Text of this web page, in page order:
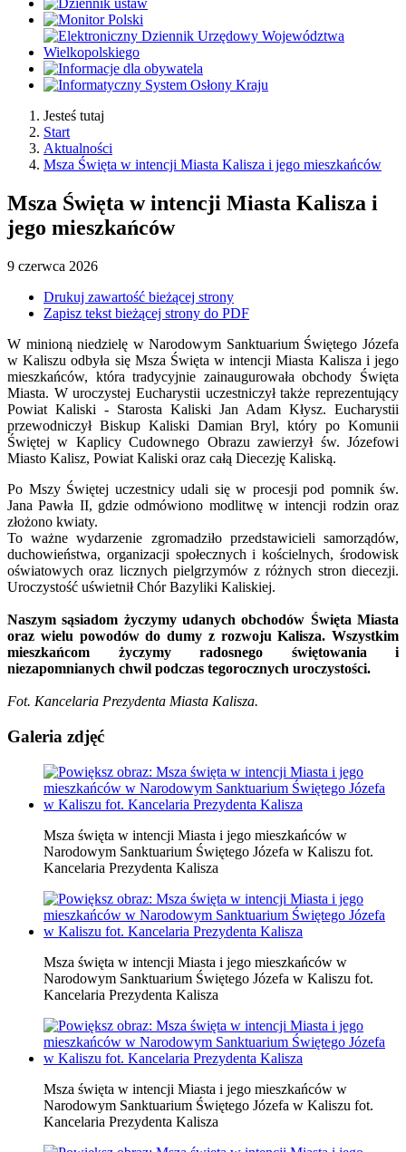
Jesteś tutaj
Start
Aktualności
Msza Święta w intencji Miasta Kalisza i jego mieszkańców
Msza Święta w intencji Miasta Kalisza i
jego mieszkańców
9 czerwca 2026
Drukuj zawartość bieżącej strony
Zapisz tekst bieżącej strony do PDF
W minioną niedzielę w Narodowym Sanktuarium Świętego Józefa
w Kaliszu odbyła się Msza Święta w intencji Miasta Kalisza i jego
mieszkańców, która tradycyjnie zainaugurowała obchody Święta
Miasta. W uroczystej Eucharystii uczestniczył także reprezentujący
Powiat Kaliski - Starosta Kaliski Jan Adam Kłysz. Eucharystii
przewodniczył Biskup Kaliski Damian Bryl, który po Komunii
Świętej w Kaplicy Cudownego Obrazu zawierzył św. Józefowi
Miasto Kalisz, Powiat Kaliski oraz całą Diecezję Kaliską.
Po Mszy Świętej uczestnicy udali się w procesji pod pomnik św.
Jana Pawła II, gdzie odmówiono modlitwę w intencji rodzin oraz
złożono kwiaty.
To ważne wydarzenie zgromadziło przedstawicieli samorządów,
duchowieństwa, organizacji społecznych i kościelnych, środowisk
oświatowych oraz licznych pielgrzymów z różnych stron diecezji.
Uroczystość uświetnił Chór Bazyliki Kaliskiej.
Naszym sąsiadom życzymy udanych obchodów Święta Miasta
oraz wielu powodów do dumy z rozwoju Kalisza. Wszystkim
mieszkańcom życzymy radosnego świętowania i
niezapomnianych chwil podczas tegorocznych uroczystości.
Fot. Kancelaria Prezydenta Miasta Kalisza.
Galeria zdjęć
Msza święta w intencji Miasta i jego mieszkańców w
Narodowym Sanktuarium Świętego Józefa w Kaliszu fot.
Kancelaria Prezydenta Kalisza
Msza święta w intencji Miasta i jego mieszkańców w
Narodowym Sanktuarium Świętego Józefa w Kaliszu fot.
Kancelaria Prezydenta Kalisza
Msza święta w intencji Miasta i jego mieszkańców w
Narodowym Sanktuarium Świętego Józefa w Kaliszu fot.
Kancelaria Prezydenta Kalisza